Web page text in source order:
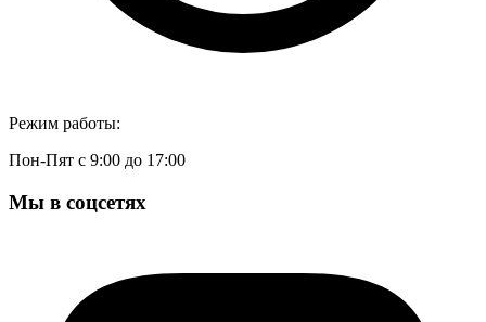
Режим работы:
Пон-Пят с 9:00 до 17:00
Мы в соцсетях